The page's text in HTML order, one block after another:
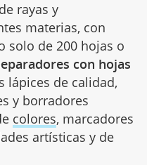
rayas y
materias, con
solo de 200 hojas o
con hojas
lápices de calidad,
y borradores
colores, marcadores
artísticas y de